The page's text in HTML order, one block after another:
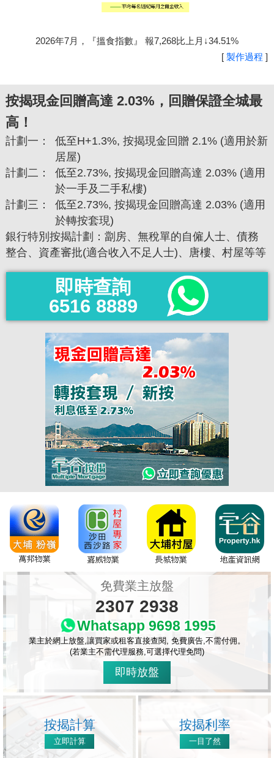
2026年7月，『搵食指數』 報7,268比上月↓34.51%
[ 製作過程 ]
按揭現金回贈高達 2.03%，回贈保證全城最
高！
計劃一：
低至H+1.3%, 按揭現金回贈 2.1% (適用於新
居屋)
計劃二：
低至2.73%, 按揭現金回贈高達 2.03% (適用
於一手及二手私樓)
計劃三：
低至2.73%, 按揭現金回贈高達 2.03% (適用
於轉按套現)
銀行特別按揭計劃：劏房、無稅單的自僱人士、債務
整合、資產審批(適合收入不足人士)、唐樓、村屋等等
即時查詢
6516 8889
免費業主放盤
2307 2938
Whatsapp 9698 1995
業主於網上放盤,讓買家或租客直接查閱, 免費廣告,不需付佣。
(若業主不需代理服務,可選擇代理免問)
即時放盤
按揭計算
立即計算
按揭利率
一目了然